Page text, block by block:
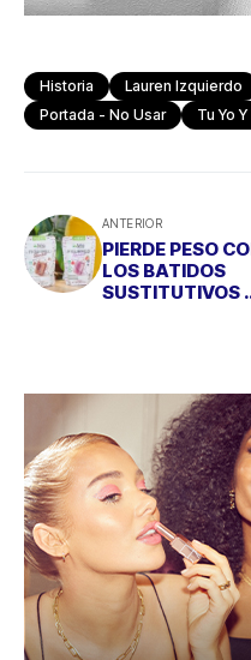
Historia Lauren Izquierdo
Portada - No Usar
Tu Yo
ANTERIOR
PIERDE PESO
LOS BATIDOS
SUSTITUTIVOS